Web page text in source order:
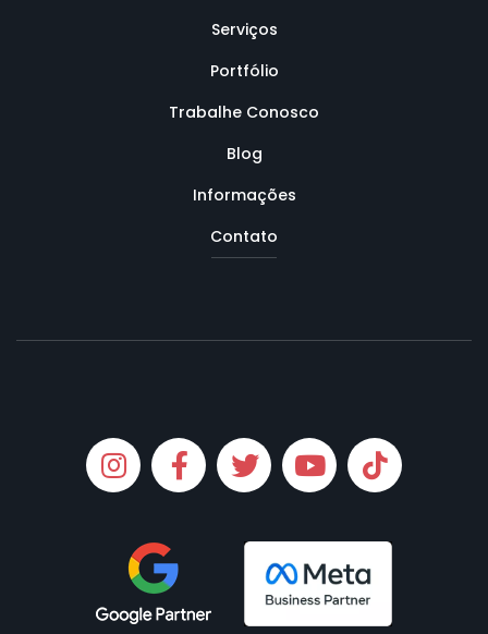
Serviços
Portfólio
Trabalhe Conosco
Blog
Informações
Contato
Instagram
Facebook
TwitterYoutube
Tiktok